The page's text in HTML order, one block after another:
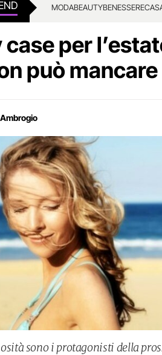
MODABEAUTYBENESSERE
per
può mancare
sono i protagonisti della